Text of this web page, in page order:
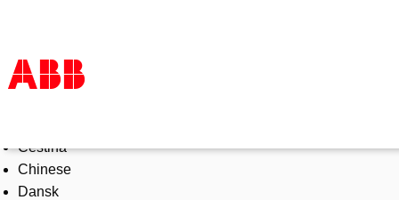
Products & Solutions
Industries
Services
Čeština
Chinese
Dansk